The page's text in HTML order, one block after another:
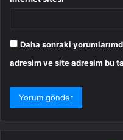
Daha sonraki
adresim ve site adresim bu